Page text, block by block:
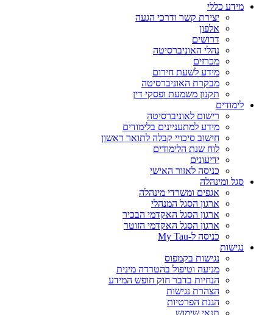
מידע כללי
יצירת קשר ודרכי הגעה
אלפון
דרושים
נהלי האוניברסיטה
מכרזים
מידע לשעת חירום
מבקרת האוניברסיטה
תקנון משמעת ופסקי דין
לימודים
רישום לאוניברסיטה
מידע למתעניינים בלימודים
חישוב סיכויי קבלה לתואר ראשון
לוח שנת הלימודים
ידיעונים
כניסה לאזור האישי
סגל ומינהלה
אגפים ומשרדי מינהלה
ארגון הסגל המנהלי
ארגון הסגל האקדמי הבכיר
ארגון הסגל האקדמי הזוטר
כניסה ל-My Tau
נגישות
נגישות בקמפוס
מניעה וטיפול בהטרדה מינית
הנחיות בדבר חוק חופש המידע
הצהרת נגישות
הגנת הפרטיות
תנאי שימוש